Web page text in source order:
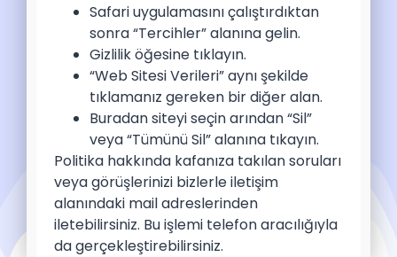
Safari uygulamasını çalıştırdıktan
sonra “Tercihler” alanına gelin.
Gizlilik öğesine tıklayın.
“Web Sitesi Verileri” aynı şekilde
tıklamanız gereken bir diğer alan.
Buradan siteyi seçin arından “Sil”
veya “Tümünü Sil” alanına tıkayın.
Politika hakkında kafanıza takılan soruları
veya görüşlerinizi bizlerle iletişim
alanındaki mail adreslerinden
iletebilirsiniz. Bu işlemi telefon aracılığıyla
da gerçekleştirebilirsiniz.